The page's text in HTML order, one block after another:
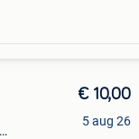
€ 10,00
5 aug 26